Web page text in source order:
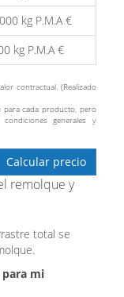
kg P.M.A €
kg P.M.A €
contractual. (Realizado
para cada producto, pero
generales y
Calcular precio
remolque y
total se
para mi